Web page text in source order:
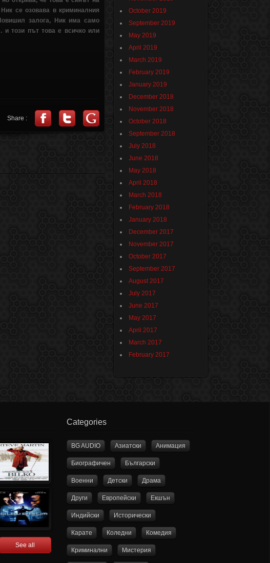
се озовава в криминалния
залога, Ник има само
този път това е всичко или
Share :
October 2019
September 2019
May 2019
April 2019
March 2019
February 2019
January 2019
December 2018
November 2018
October 2018
September 2018
July 2018
June 2018
May 2018
April 2018
March 2018
February 2018
January 2018
December 2017
November 2017
October 2017
September 2017
August 2017
July 2017
June 2017
May 2017
April 2017
March 2017
February 2017
See all
Categories
BG AUDIO Азиатски Анимация
Биографичен Български
Военни Детски Драма
Други Европейски Екшън
Индийски Исторически
Карате Коледни Комедия
Криминални Мистерия